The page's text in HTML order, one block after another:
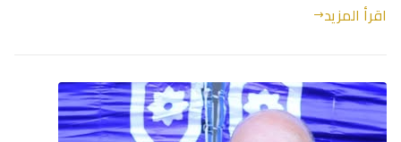
اقرأ المزيد